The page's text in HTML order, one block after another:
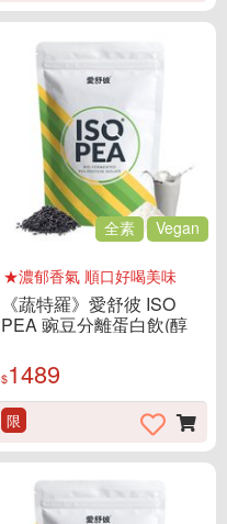
全素 Vegan
★濃郁香氣 順口好喝美味
《蔬特羅》愛舒彼 ISO
PEA 豌豆分離蛋白飲(醇
$1489
限